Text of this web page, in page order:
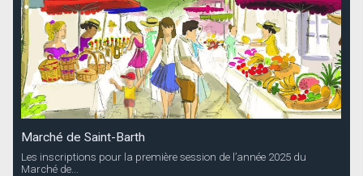
Marché de Saint-Barth
Les inscriptions pour la première session de l’année 2025 du
Marché de...